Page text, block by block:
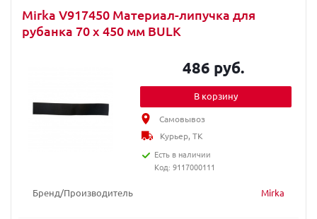
Mirka V917450 Материал-липучка для
рубанка 70 x 450 мм BULK
Бренд/Производитель Mirka
486 руб.
В корзину
Самовывоз
Курьер, ТК
Есть в наличии
Код: 9117000111